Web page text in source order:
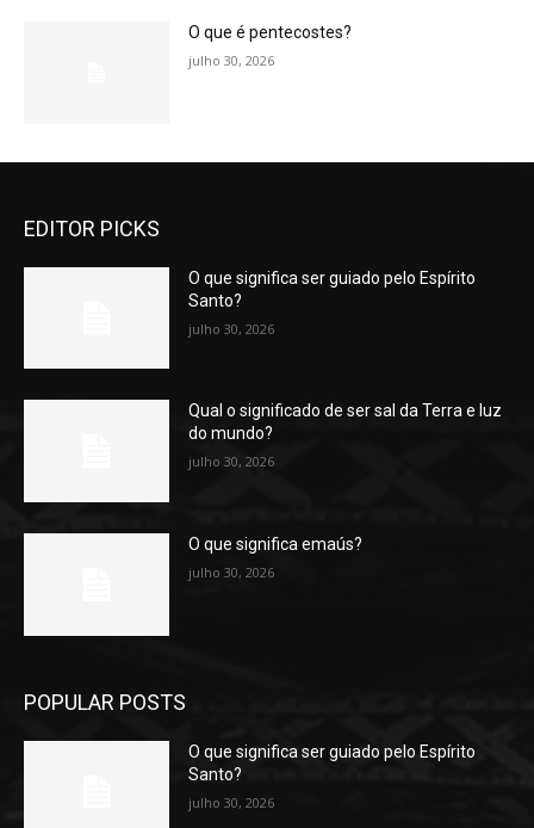
O que é pentecostes?
julho 30, 2026
EDITOR PICKS
O que significa ser guiado pelo Espírito
Santo?
julho 30, 2026
Qual o significado de ser sal da Terra e luz
do mundo?
julho 30, 2026
O que significa emaús?
julho 30, 2026
POPULAR POSTS
O que significa ser guiado pelo Espírito
Santo?
julho 30, 2026